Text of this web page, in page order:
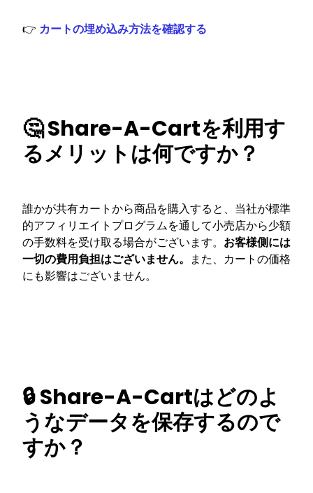
👉 カートの埋め込み方法を確認する
🤔 Share-A-Cartを利用す
るメリットは何ですか？
誰かが共有カートから商品を購入すると、当社が標準
的アフィリエイトプログラムを通して小売店から少額
の手数料を受け取る場合がございます。 お客様側には
一切の費用負担はございません。 また、カートの価格
にも影響はございません。
🔒 Share-A-Cartはどのよ
うなデータを保存するので
すか？